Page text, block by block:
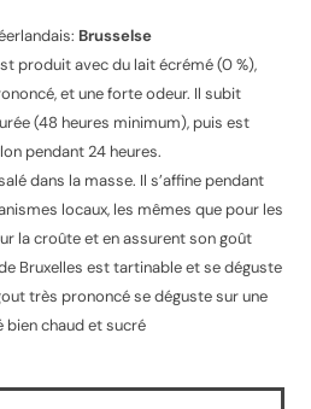
Brusselse
produit avec du lait écrémé (0 %),
et une forte odeur. Il subit
(48 heures minimum), puis est
pendant 24 heures.
dans la masse. Il s’affine pendant
locaux, les mêmes que pour les
la croûte et en assurent son goût
Bruxelles est tartinable et se déguste
très prononcé se déguste sur une
chaud et sucré